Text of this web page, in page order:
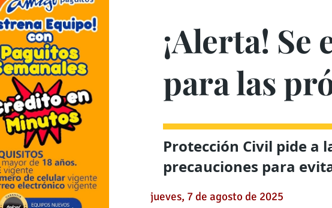
¡Alerta!
para las
Protección Civil pide a
precauciones para
jueves, 7 de agosto de 2025